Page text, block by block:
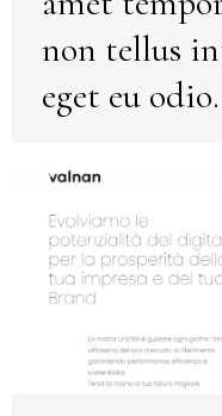
non tellus
eget eu odio.